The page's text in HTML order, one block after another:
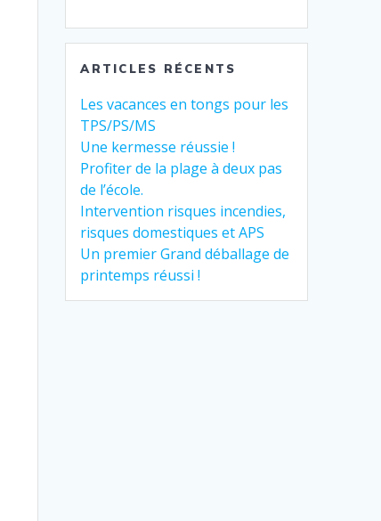
ARTICLES RÉCENTS
Les vacances en tongs pour les
TPS/PS/MS
Une kermesse réussie !
Profiter de la plage à deux pas
de l’école.
Intervention risques incendies,
risques domestiques et APS
Un premier Grand déballage de
printemps réussi !